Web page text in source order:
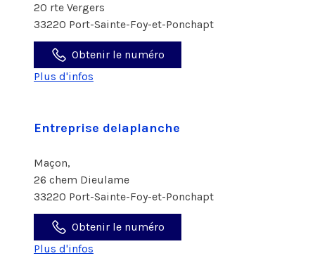
20 rte Vergers
33220 Port-Sainte-Foy-et-Ponchapt
Obtenir le numéro
Plus d'infos
Entreprise delaplanche
Maçon,
26 chem Dieulame
33220 Port-Sainte-Foy-et-Ponchapt
Obtenir le numéro
Plus d'infos